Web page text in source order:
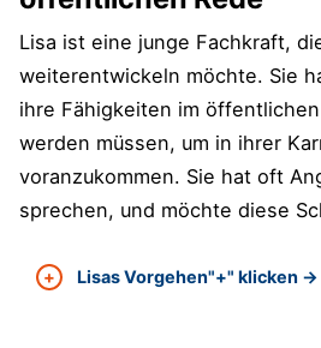
Lisa ist eine junge Fachkraft,
weiterentwickeln möchte. Sie
ihre Fähigkeiten im
werden müssen, um in ihrer
voranzukommen. Sie hat oft
sprechen, und möchte diese
Lisas Vorgehen"+" klicken →